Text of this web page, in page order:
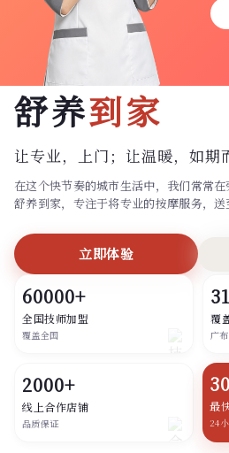
商家入驻
代理入驻
预约技师
舒养到家
让专业，上门； 让温暖，如期
在这个快节奏的城市生活中，我们常常在
舒养到家，专注于将专业的按摩服务，送
立即体验
60000+
全国技师加盟
覆盖全国
覆
广
2000+
线上合作店铺
品质保证
最
24